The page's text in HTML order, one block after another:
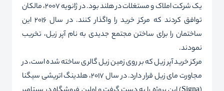
یک شرکت املاک و مستغلات در هلند بود. در ژانویه 2007، مالکان
توافق کردند که مرکز خرید را واگذار کنند. در سال 2016 این
ساختمان را برای ساختن مجتمع جدیدی به نام آپر زیل، تخریب
نمودند.
مرکز خرید آپر زیل که بر روی زمین زیل گالری ساخته شده است، در
مجاورت مای زیل قرار دارد. در سال 2017، هلدینگ اتریشی سیگنا